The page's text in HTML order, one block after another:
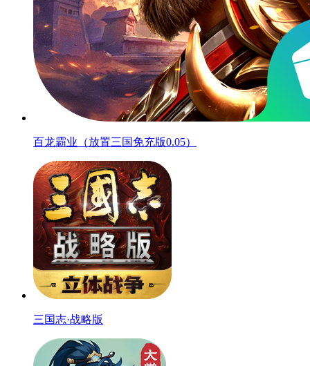
百龙霸业（放置三国免充版0.05）
三国志·战略版